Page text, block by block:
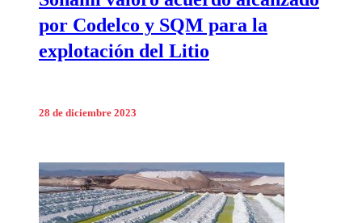
por Codelco y SQM para la
explotación del Litio
28 de diciembre 2023